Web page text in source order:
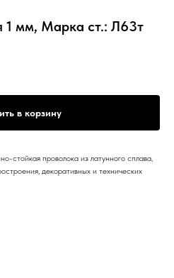
1 мм, Марка ст.: Л63т
в корзину
стойкая проволока из латунного сплава,
декоративных и технических